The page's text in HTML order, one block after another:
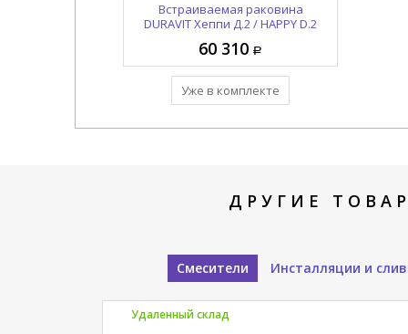
Встраиваемая раковина
DURAVIT Хеппи Д.2 / HAPPY D.2
60 310
Уже в комплекте
Сифон для раковины DURAVIT
комплектующие 0050361000
45 490
Добавить в комплект
ДРУГИЕ
Смесители Инсталляции и
Удаленный склад